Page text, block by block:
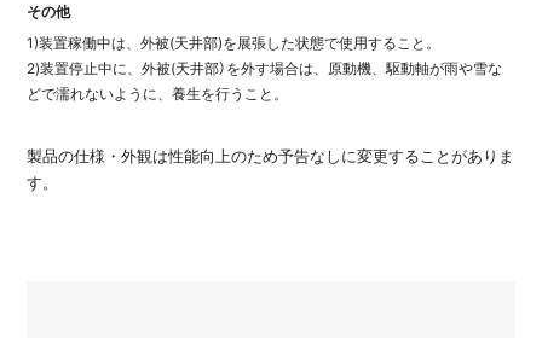
その他
1)装置稼働中は、外被(天井部)を展張した状態で使用すること。
2)装置停止中に、外被(天井部）を外す場合は、原動機、駆動軸が雨や雪な
どで濡れないように、養生を行うこと。
製品の仕様・外観は性能向上のため予告なしに変更することがありま
す。